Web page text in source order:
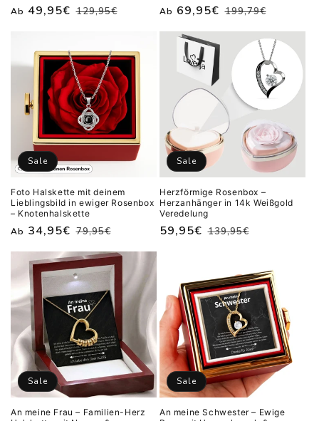
Normaler
129,95€
Verkaufspreis
Ab 49,95€
Normaler
Preis
199,79€
Verkaufspreis
Ab 69,95€
Sale
Foto Halskette mit deinem
Lieblingsbild in ewiger Rosenbox
– Knotenhalskette
Normaler
Preis
79,95€
Verkaufspreis
Ab 34,95€
Sale
Herzförmige Rosenbox –
Herzanhänger in 14k Weißgold
Veredelung
Normaler139,95€
Verkaufspreis
59,95€
Sale
An meine Frau – Familien-Herz
Sale
An meine Schwester – Ewige